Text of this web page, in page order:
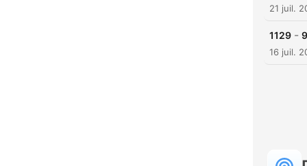
21 juil.
1129 -
16 juil.